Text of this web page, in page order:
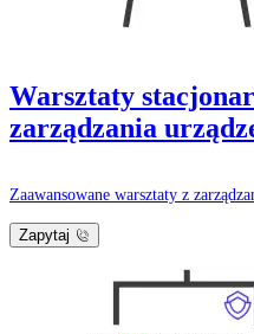
Warsztaty
zarządzania
Zaawansowane warsztaty z
Zapytaj